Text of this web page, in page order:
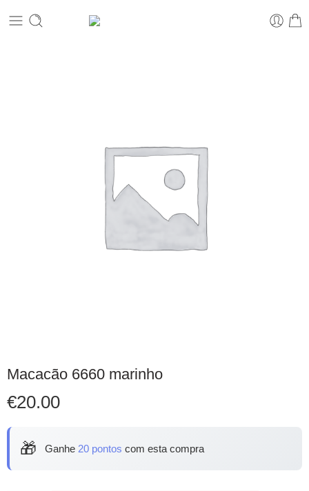
Macacão 6660 marinho
€20.00
🎁 Ganhe 20 pontos com esta compra